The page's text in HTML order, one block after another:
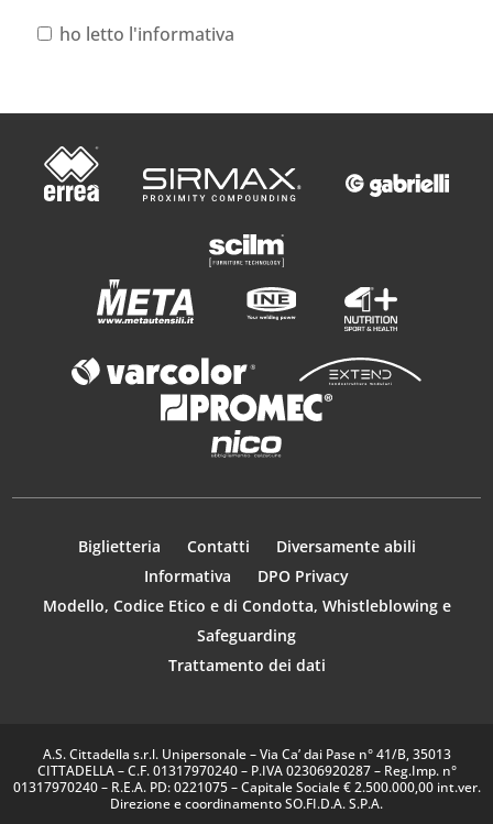
ho letto l'informativa
Biglietteria Contatti
Diversamente abili
Informativa
DPO Privacy
Modello, Codice Etico e di Condotta, Whistleblowing e
Safeguarding
Trattamento dei dati
A.S. Cittadella s.r.l. Unipersonale – Via Ca’ dai Pase n° 41/B, 35013
CITTADELLA – C.F. 01317970240 – P.IVA 02306920287 – Reg.Imp. n°
01317970240 – R.E.A. PD: 0221075 – Capitale Sociale € 2.500.000,00 int.ver.
Direzione e coordinamento SO.FI.D.A. S.P.A.